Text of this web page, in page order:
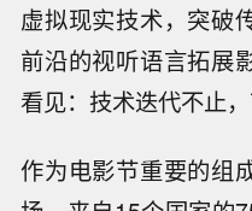
虚拟现实技术，突破
前沿的视听语言拓展
看见：技术迭代不止，
作为电影节重要的组